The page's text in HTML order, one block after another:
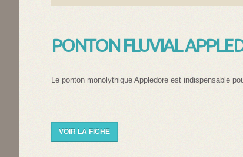
PONTON FLUVIAL
Le ponton monolythique Appledore est indispensable
VOIR LA FICHE